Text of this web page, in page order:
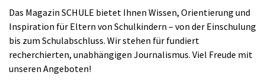
E-Mail(wird nicht veröffentlicht)(benötigt)
Das Magazin SCHULE bietet Ihnen Wissen, Orientierung und
Inspiration für Eltern von Schulkindern – von der Einschulung
bis zum Schulabschluss. Wir stehen für fundiert
recherchierten, unabhängigen Journalismus. Viel Freude mit
unseren Angeboten!